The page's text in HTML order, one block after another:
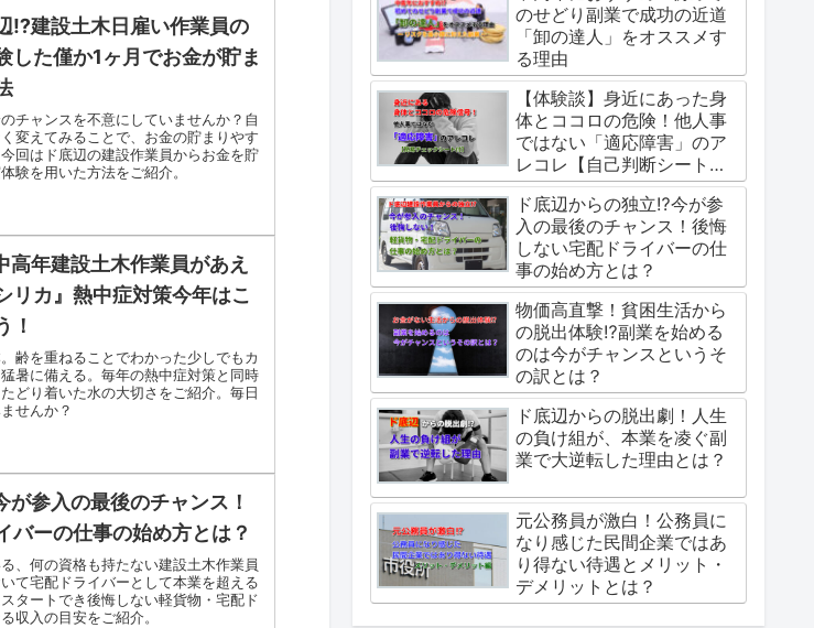
⁉建設土木日雇い作業員の
した僅か1ヶ月でお金が貯ま
チャンスを不意にしていませんか？自
変えてみることで、お金の貯まりやす
回はド底辺の建設作業員からお金を貯
験を用いた方法をご紹介。
高年建設土木作業員があえ
リカ』熱中症対策今年はこ
！
齢を重ねることでわかった少しでもカ
暑に備える。毎年の熱中症対策と同時
どり着いた水の大切さをご紹介。毎日
せんか？
参入の最後のチャンス！
バーの仕事の始め方とは？
、何の資格も持たない建設土木作業員
て宅配ドライバーとして本業を超える
タートでき後悔しない軽貨物・宅配ド
収入の目安をご紹介。
のせどり副業で成功の近道
「卸の達人」をオススメす
る理由
【体験談】身近にあった身
体とココロの危険！他人事
ではない「適応障害」のア
レコレ【自己判断シート
付】
ド底辺からの独立⁉今が参
入の最後のチャンス！後悔
しない宅配ドライバーの仕
事の始め方とは？
物価高直撃！貧困生活から
の脱出体験⁉副業を始める
のは今がチャンスというそ
の訳とは？
ド底辺からの脱出劇！人生
の負け組が、本業を凌ぐ副
業で大逆転した理由とは？
元公務員が激白！公務員に
なり感じた民間企業ではあ
り得ない待遇とメリット・
デメリットとは？